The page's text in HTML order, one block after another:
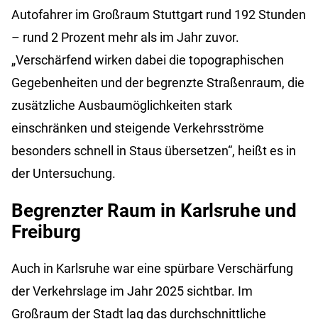
Autofahrer im Großraum Stuttgart rund 192 Stunden
– rund 2 Prozent mehr als im Jahr zuvor.
„Verschärfend wirken dabei die topographischen
Gegebenheiten und der begrenzte Straßenraum, die
zusätzliche Ausbaumöglichkeiten stark
einschränken und steigende Verkehrsströme
besonders schnell in Staus übersetzen“, heißt es in
der Untersuchung.
Begrenzter Raum in Karlsruhe und
Freiburg
Auch in Karlsruhe war eine spürbare Verschärfung
der Verkehrslage im Jahr 2025 sichtbar. Im
Großraum der Stadt lag das durchschnittliche